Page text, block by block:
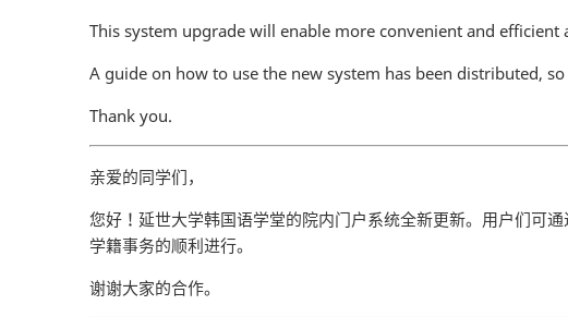
This system upgrade will enable more convenient and efficient
A guide on how to use the new system has been distributed,
Thank you.
亲爱的同学们，
您好！延世大学韩国语学堂的院内门户系统全新更新。用户们可
学籍事务的顺利进行。
谢谢大家的合作。